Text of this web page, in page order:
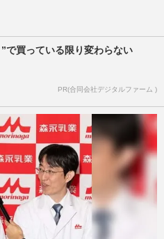
で買っている限り変わらない
PR(合同会社デジタルファーム )